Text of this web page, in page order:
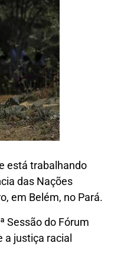
está trabalhando
das Nações
em Belém, no Pará.
Sessão do Fórum
a justiça racial